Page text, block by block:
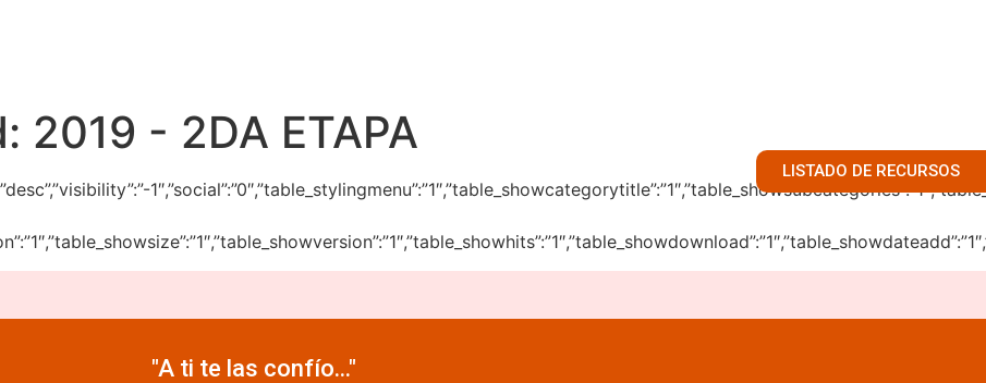
LISTADO DE RECURSOS
2019 - 2DA ETAPA
"A ti te las confío..."